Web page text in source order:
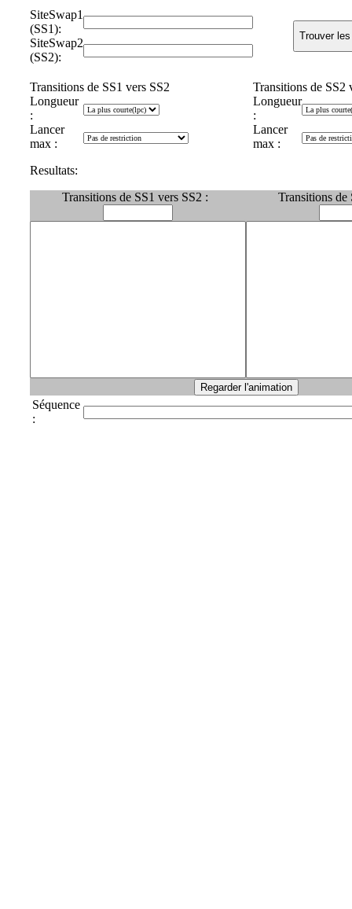
SiteSwap1
(SS1):
SiteSwap2
(SS2):
Transitions de SS1 vers SS2
Transitions de SS2
Longueur
:
Longueur
:
Lancer
max :
Lancer
max :
Resultats:
Transitions de SS1 vers SS2 :
Transitions
Séquence
: